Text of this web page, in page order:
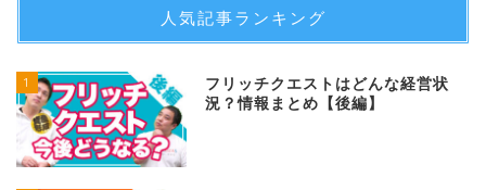
人気記事ランキング
1
フリッチクエストはどんな経営状
況？情報まとめ【後編】